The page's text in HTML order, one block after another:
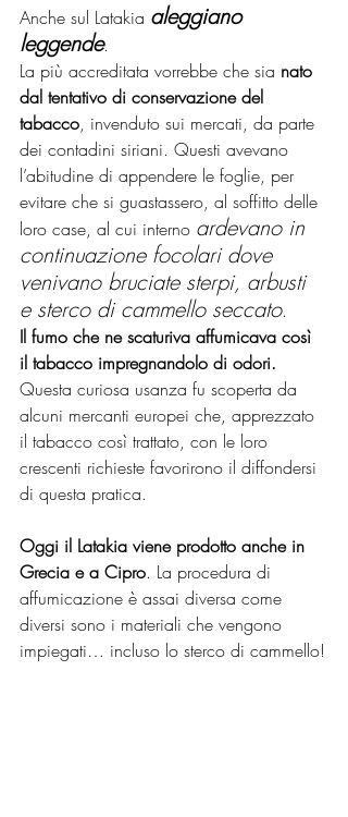
Anche sul Latakia aleggiano
leggende.
La più accreditata vorrebbe che sia nato
dal tentativo di conservazione del
tabacco, invenduto sui mercati, da parte
dei contadini siriani. Questi avevano
l’abitudine di appendere le foglie, per
evitare che si guastassero, al soffitto delle
loro case, al cui interno ardevano in
continuazione focolari dove
venivano bruciate sterpi, arbusti
e sterco di cammello seccato.
Il fumo che ne scaturiva affumicava così
il tabacco impregnandolo di odori.
Questa curiosa usanza fu scoperta da
alcuni mercanti europei che, apprezzato
il tabacco così trattato, con le loro
crescenti richieste favorirono il diffondersi
di questa pratica.
Oggi il Latakia viene prodotto anche in
Grecia e a Cipro. La procedura di
affumicazione è assai diversa come
diversi sono i materiali che vengono
impiegati… incluso lo sterco di cammello!